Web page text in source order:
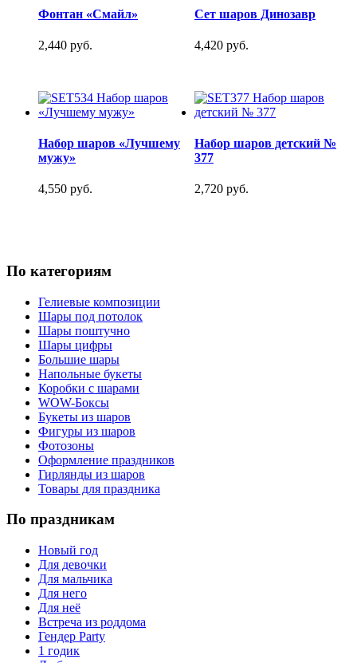
Фонтан «Смайл»
2,440 руб.
Сет шаров Динозавр
4,420 руб.
Набор шаров «Лучшему
мужу»
4,550 руб.
Набор шаров детский №
377
2,720 руб.
По категориям
Гелиевые композиции
Шары под потолок
Шары поштучно
Шары цифры
Большие шары
Напольные букеты
Коробки с шарами
WOW-Боксы
Букеты из шаров
Фигуры из шаров
Фотозоны
Оформление праздников
Гирлянды из шаров
Товары для праздника
По праздникам
Новый год
Для девочки
Для мальчика
Для него
Для неё
Встреча из роддома
Гендер Party
1 годик